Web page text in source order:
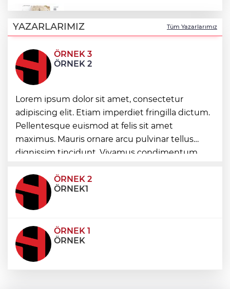
tek platformda
Türkiye ile Vietnam arasında 'hava'da
yeni dönem... Sefer kapasitesi artırıldı
Görevden uzaklaştırılan Utku Caner
Çaykara hakkında tahliye kararı
Fındık alım fiyatları açıklandı... Alımlar 24
Ağustos'ta başlıyor
YAZARLARIMIZ Tüm Yazarlarımız
ÖRNEK 3
ÖRNEK 2
Lorem ipsum dolor sit amet, consectetur
adipiscing elit. Etiam imperdiet fringilla dictum.
Pellentesque euismod at felis sit amet
maximus. Mauris ornare arcu pulvinar tellus
dignissim tincidunt. Vivamus condimentum
condimentum eros et, faucibus sapien. Praese
ÖRNEK 2
ÖRNEK1
ÖRNEK 1
ÖRNEK